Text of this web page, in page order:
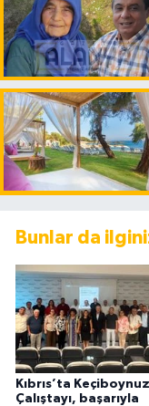
Bunlar da
Kıbrıs’ta
Çalıştayı, başarıyla